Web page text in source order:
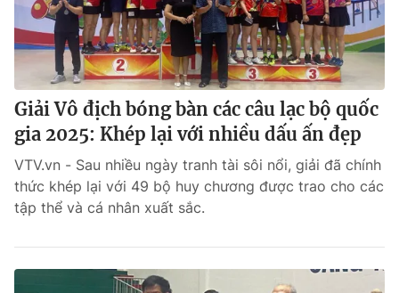
Giải Vô địch bóng bàn các câu lạc bộ quốc
gia 2025: Khép lại với nhiều dấu ấn đẹp
VTV.vn - Sau nhiều ngày tranh tài sôi nổi, giải đã chính
thức khép lại với 49 bộ huy chương được trao cho các
tập thể và cá nhân xuất sắc.